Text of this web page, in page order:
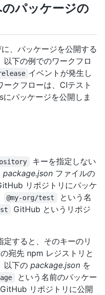
パッケージの
、パッケージを公開する
下の例でのワークフロ
イベントが発生し
クフローは、CIテスト
パッケージを公開しま
キーを指定しない
package.json ファイルの
リポジトリにパッケ
@my-org/test
という名
GitHub というリポジ
定すると、そのキーのリ
宛先 npm レジストリと
以下の package.json を
という名前のパッケー
GitHub リポジトリに公開